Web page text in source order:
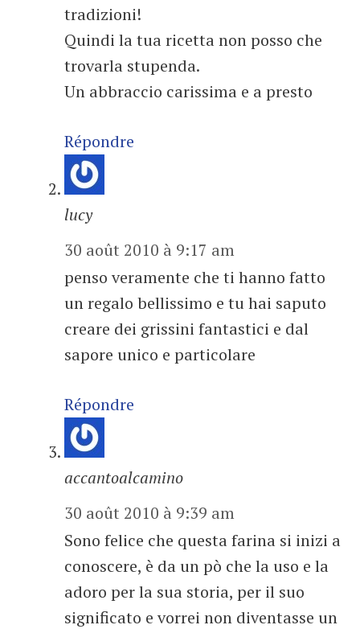
tradizioni!
Quindi la tua ricetta non posso che
trovarla stupenda.
Un abbraccio carissima e a presto
Répondre
lucy
30 août 2010 à 9:17 am
penso veramente che ti hanno fatto
un regalo bellissimo e tu hai saputo
creare dei grissini fantastici e dal
sapore unico e particolare
Répondre
accantoalcamino
30 août 2010 à 9:39 am
Sono felice che questa farina si inizi a
conoscere, è da un pò che la uso e la
adoro per la sua storia, per il suo
significato e vorrei non diventasse un